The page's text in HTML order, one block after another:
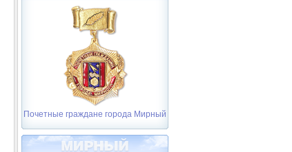
Почетные граждане города Мирный